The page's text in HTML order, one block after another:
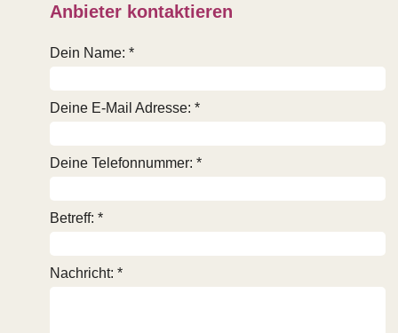
Anbieter kontaktieren
Dein Name: *
Deine E-Mail Adresse: *
Deine Telefonnummer: *
Betreff: *
Nachricht: *